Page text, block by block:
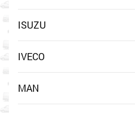
ISUZU
IVECO
MAN